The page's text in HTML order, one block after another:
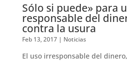
Sólo si puede» para
responsable del
contra la usura
Feb 13, 2017| Noticias
El uso irresponsable del